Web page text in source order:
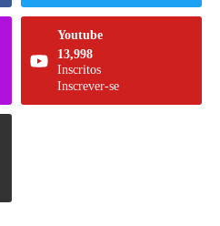
Youtube
13,998
Inscritos
Inscrever-se